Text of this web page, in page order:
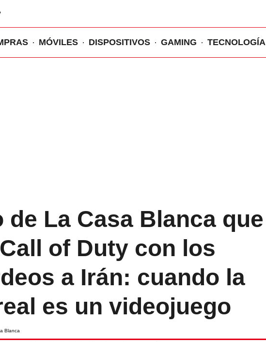
MÓVILES DISPOSITIVOS GAMING TECNOLOGÍA
de La Casa Blanca que
of Duty con los
a Irán: cuando la
es un videojuego